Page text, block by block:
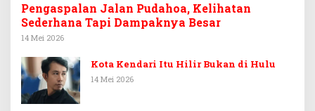
Pengaspalan Jalan Pudahoa, Kelihatan
Sederhana Tapi Dampaknya Besar
14 Mei 2026
Kota Kendari Itu Hilir Bukan di Hulu
14 Mei 2026